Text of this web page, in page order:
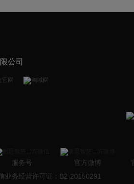
公司
服务号 官方微博
业务经营许可证：B2-20150291